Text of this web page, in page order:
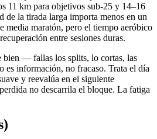
11 km para objetivos sub-25 y 14–16
de la tirada larga importa menos en un
media maratón, pero el tiempo aeróbico
entre sesiones duras.
bien — fallas los splits, lo cortas, las
es información, no fracaso. Trata el día
y reevalúa en el siguiente
no descarrila el bloque. La fatiga